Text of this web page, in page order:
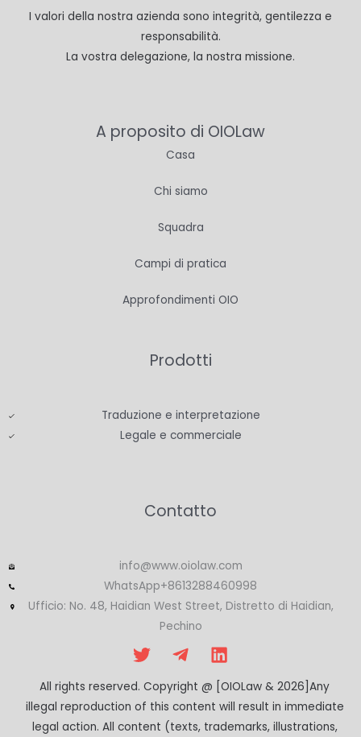
I valori della nostra azienda sono integrità, gentilezza e
responsabilità.
La vostra delegazione, la nostra missione.
A proposito di OIOLaw
Casa
Chi siamo
Squadra
Campi di pratica
Approfondimenti OIO
Prodotti
Traduzione e interpretazione
Legale e commerciale
Contatto
info@www.oiolaw.com
WhatsApp+8613288460998
Ufficio: No. 48, Haidian West Street, Distretto di Haidian,
Pechino
All rights reserved. Copyright @ [OIOLaw & 2026]Any
illegal reproduction of this content will result in immediate
legal action. All content (texts, trademarks, illustrations,